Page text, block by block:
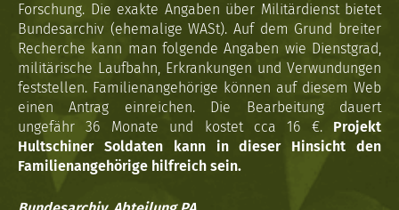
Forschung. Die exakte Angaben über Militärdienst bietet
Bundesarchiv (ehemalige WASt). Auf dem Grund breiter
Recherche kann man folgende Angaben wie Dienstgrad,
militärische Laufbahn, Erkrankungen und Verwundungen
feststellen. Familienangehörige können auf diesem Web
einen Antrag einreichen. Die Bearbeitung dauert
ungefähr 36 Monate und kostet cca 16 €. Projekt
Hultschiner Soldaten kann in dieser Hinsicht den
Familienangehörige hilfreich sein.